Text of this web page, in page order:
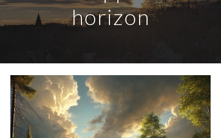
horizon